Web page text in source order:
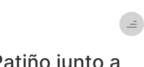
junto a